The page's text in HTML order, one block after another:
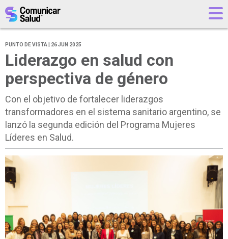
PUNTO DE VISTA | 26 JUN 2025
Liderazgo en salud con
perspectiva de género
Con el objetivo de fortalecer liderazgos
transformadores en el sistema sanitario argentino, se
lanzó la segunda edición del Programa Mujeres
Líderes en Salud.